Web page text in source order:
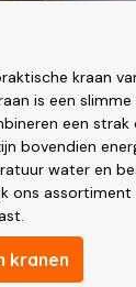
kraan
is een slimme
een
bovendien
water en
ons
kranen